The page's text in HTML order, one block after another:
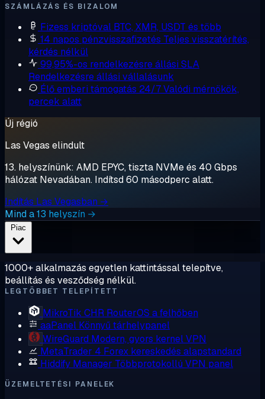
SZÁMLÁZÁS ÉS BIZALOM
Fizess kriptóval BTC, XMR, USDT és több
14 napos pénzvisszafizetés Teljes visszatérítés,
kérdés nélkül
99,95%-os rendelkezésre állási SLA
Rendelkezésre állási vállalásunk
Élő emberi támogatás 24/7Valódi mérnökök,
percek alatt
Új régió
Las Vegas elindult
13. helyszínünk: AMD EPYC, tiszta NVMe és 40 Gbps
hálózat Nevadában. Indítsd 60 másodperc alatt.
Indítás Las Vegasban →
Mind a 13 helyszín →
1000+ alkalmazás egyetlen kattintással telepítve,
beállítás és vesződség nélkül.
LEGTÖBBET TELEPÍTETT
MikroTik CHR RouterOS a felhőben
aaPanel Könnyű tárhelypanel
WireGuard Modern, gyors kernel VPN
MetaTrader 4 Forex kereskedés alapstandard
Hiddify Manager Többprotokollú VPN panel
ÜZEMELTETÉSI PANELEK